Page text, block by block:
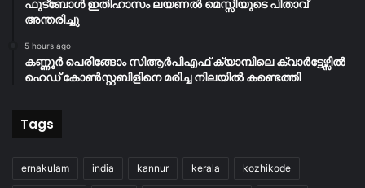
ഫുട്ബോൾ ഇതിഹാസം ലയണൽ മെസ്സിയുടെ പിതാവ്
അന്തരിച്ചു
5 hours ago
കണ്ണൂർ പെരിങ്ങോം സിആർപിഎഫ് ക്യാമ്പിലെ ക്വാർട്ടേഴ്സിൽ
ഹെഡ് കോൺസ്റ്റബിളിനെ മരിച്ച നിലയിൽ കണ്ടെത്തി
Tags
ernakulam india kannur kerala kozhikode